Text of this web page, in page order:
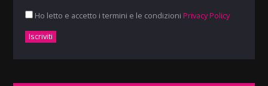
Ho letto e accetto i termini e le condizioni Privacy Policy